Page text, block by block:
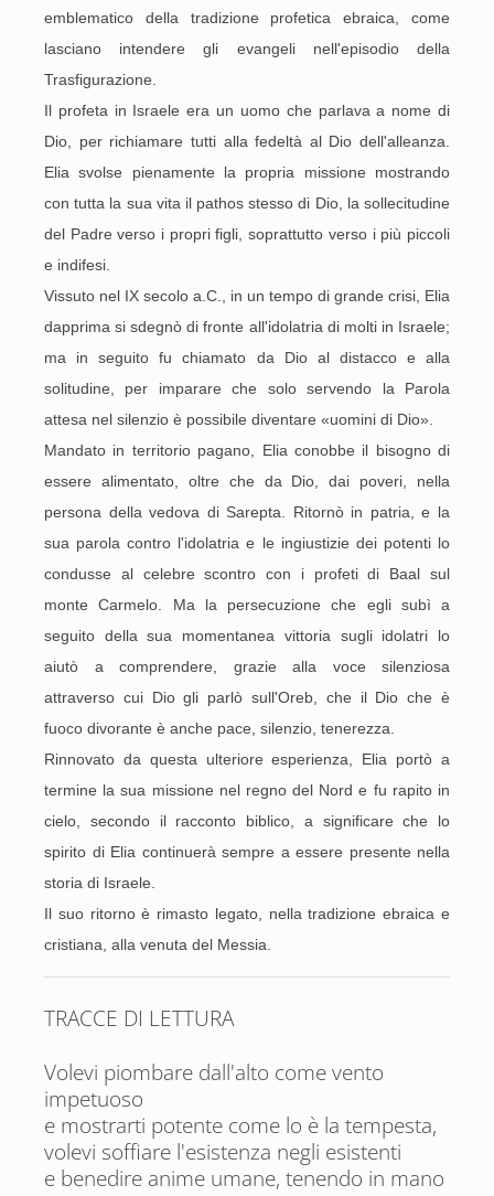
emblematico della tradizione profetica ebraica, come
lasciano intendere gli evangeli nell'episodio della
Trasfigurazione.
Il profeta in Israele era un uomo che parlava a nome di
Dio, per richiamare tutti alla fedeltà al Dio dell'alleanza.
Elia svolse pienamente la propria missione mostrando
con tutta la sua vita il pathos stesso di Dio, la sollecitudine
del Padre verso i propri figli, soprattutto verso i più piccoli
e indifesi.
Vissuto nel IX secolo a.C., in un tempo di grande crisi, Elia
dapprima si sdegnò di fronte all'idolatria di molti in Israele;
ma in seguito fu chiamato da Dio al distacco e alla
solitudine, per imparare che solo servendo la Parola
attesa nel silenzio è possibile diventare «uomini di Dio».
Mandato in territorio pagano, Elia conobbe il bisogno di
essere alimentato, oltre che da Dio, dai poveri, nella
persona della vedova di Sarepta. Ritornò in patria, e la
sua parola contro l'idolatria e le ingiustizie dei potenti lo
condusse al celebre scontro con i profeti di Baal sul
monte Carmelo. Ma la persecuzione che egli subì a
seguito della sua momentanea vittoria sugli idolatri lo
aiutò a comprendere, grazie alla voce silenziosa
attraverso cui Dio gli parlò sull'Oreb, che il Dio che è
fuoco divorante è anche pace, silenzio, tenerezza.
Rinnovato da questa ulteriore esperienza, Elia portò a
termine la sua missione nel regno del Nord e fu rapito in
cielo, secondo il racconto biblico, a significare che lo
spirito di Elia continuerà sempre a essere presente nella
storia di Israele.
Il suo ritorno è rimasto legato, nella tradizione ebraica e
cristiana, alla venuta del Messia.
TRACCE DI LETTURA
Volevi piombare dall'alto come vento
impetuoso
e mostrarti potente come lo è la tempesta,
volevi soffiare l'esistenza negli esistenti
e benedire anime umane, tenendo in mano